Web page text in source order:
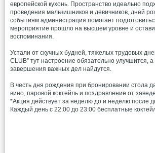
европейской кухонь. Пространство идеально
проведения мальчишников и девичников, дней
событиям администрация помогает
мероприятие прошло на высшем уровне и
воспоминания.
Устали от скучных будней, тяжелых трудовых
CLUB” тут настроение обязательно улучшится,
завершения важных дел найдутся.
В честь дня рождения при бронировании стола
вино, паровой коктейль и поздравление от
*Акция действует за неделю до и неделю после
Каждый день с 22:00 до 23:00 бесплатные